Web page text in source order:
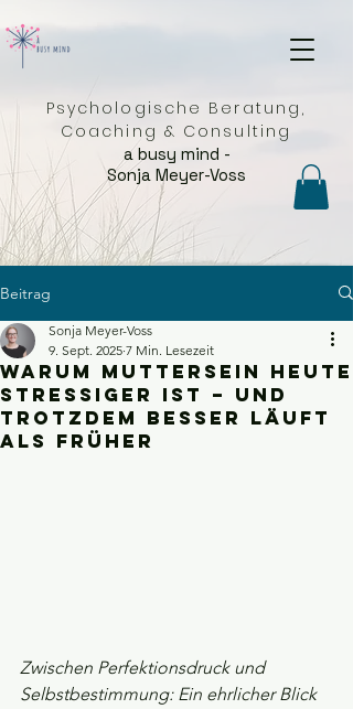
a busy mind -
Sonja Meyer-Voss
Psychologische Beratung,
Coaching & Consulting
Beitrag
Warum Muttersein heute
stressiger ist – und
trotzdem besser läuft
als früher
Sonja Meyer-Voss
9. Sept. 2025 7 Min. Lesezeit
Zwischen Perfektionsdruck und
Selbstbestimmung: Ein ehrlicher Blick